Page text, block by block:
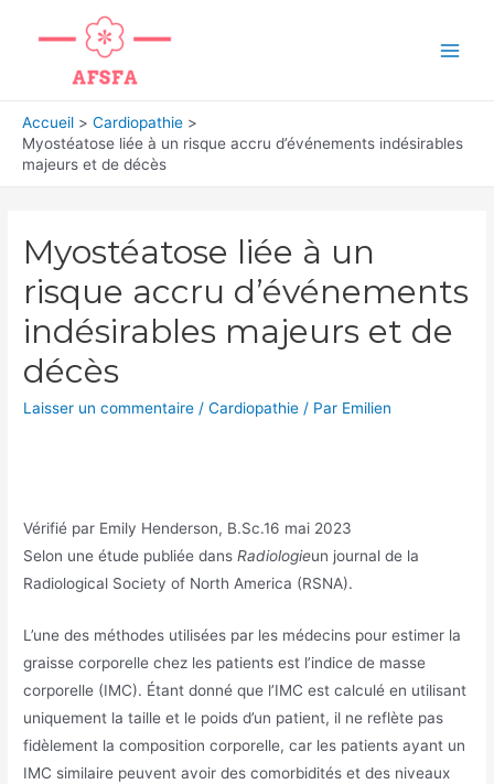
Accueil
Cardiopathie
Myostéatose liée à un risque accru d’événements indésirables
majeurs et de décès
Myostéatose liée à un
risque accru d’événements
indésirables majeurs et de
décès
Laisser un commentaire /Cardiopathie / Par Emilien
Vérifié par Emily Henderson, B.Sc.16 mai 2023
Selon une étude publiée dansRadiologieun journal de la
Radiological Society of North America (RSNA).
L’une des méthodes utilisées par les médecins pour estimer la
graisse corporelle chez les patients est l’indice de masse
corporelle (IMC). Étant donné que l’IMC est calculé en utilisant
uniquement la taille et le poids d’un patient, il ne reflète pas
fidèlement la composition corporelle, car les patients ayant un
IMC similaire peuvent avoir des comorbidités et des niveaux